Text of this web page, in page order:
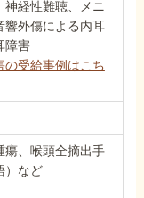
経性難聴、メニ
響外傷による内耳
障害
の受給事例はこち
瘍、喉頭全摘出手
）など